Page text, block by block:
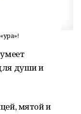
души и
мятой и